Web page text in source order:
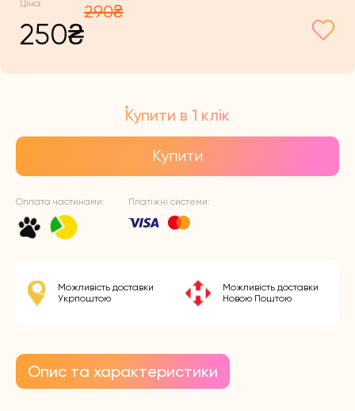
290₴
ціна:
290₴.
250₴
ціна:
250₴.
Купити в 1 клік
Купити
Оплата частинами: Платіжні системи:
Можливість доставки
Укрпоштою
Можливість доставки
Новою Поштою
Опис та характеристики